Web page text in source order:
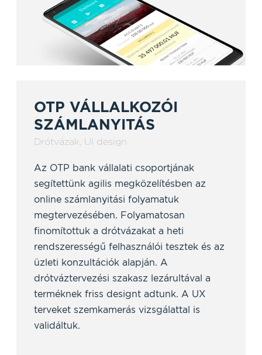
OTP VÁLLALKOZÓI
SZÁMLANYITÁS
Drótvázak, UI design
Az OTP bank vállalati csoportjának
segítettünk agilis megközelítésben az
online számlanyitási folyamatuk
megtervezésében. Folyamatosan
finomítottuk a drótvázakat a heti
rendszerességű felhasználói tesztek és az
üzleti konzultációk alapján. A
drótváztervezési szakasz lezárultával a
terméknek friss designt adtunk. A UX
terveket szemkamerás vizsgálattal is
validáltuk.